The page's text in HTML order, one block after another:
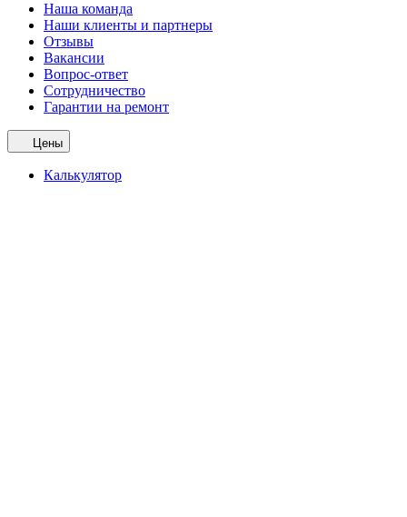
Наша команда
Наши клиенты и партнеры
Отзывы
Вакансии
Вопрос-ответ
Сотрудничество
Гарантии на ремонт
Цены
Калькулятор